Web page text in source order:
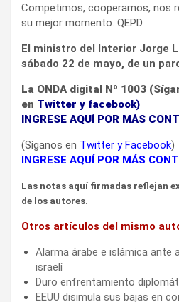
Competimos, cooperamos, nos
su mejor momento. QEPD.
El ministro del Interior Jorge
sábado 22 de mayo, de un
La ONDA digital Nº 1003
en Twitter y facebook)
INGRESE AQUÍ POR MÁS
(Síganos en Twitter yFacebook)
INGRESE AQUÍ POR MÁS
Las notas aquí firmadas reflejan
de los autores.
Otros artículos del mismo
Alarma árabe e islámica ante
israelí
Duro enfrentamiento
EEUU disimula sus bajas en